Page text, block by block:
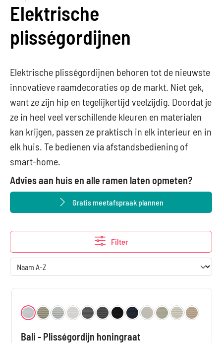
Elektrische
plisségordijnen
Elektrische plisségordijnen behoren tot de nieuwste
innovatieve raamdecoraties op de markt. Niet gek,
want ze zijn hip en tegelijkertijd veelzijdig. Doordat je
ze in heel veel verschillende kleuren en materialen
kan krijgen, passen ze praktisch in elk interieur en in
elk huis. Te bedienen via afstandsbediening of
smart-home.
Advies aan huis en alle ramen laten opmeten?
Gratis meetafspraak plannen
Filter
Selecteer
Kleur
Wit 2870Cognac 2868
Mint 2869Lichtgrijs 2871
Grijs 2872Dark Grey 2873
Zwart 2874
Antraciet 2875
Off-white 2876
Taupe 2877
Zand 2878Kaki 2879
Bali - Plisségordijn honingraat